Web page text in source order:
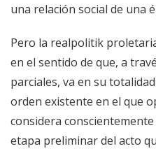
una relación social de una
Pero la realpolitik
en el sentido de que, a
parciales, va en su
orden existente en el que
considera
etapa preliminar del acto